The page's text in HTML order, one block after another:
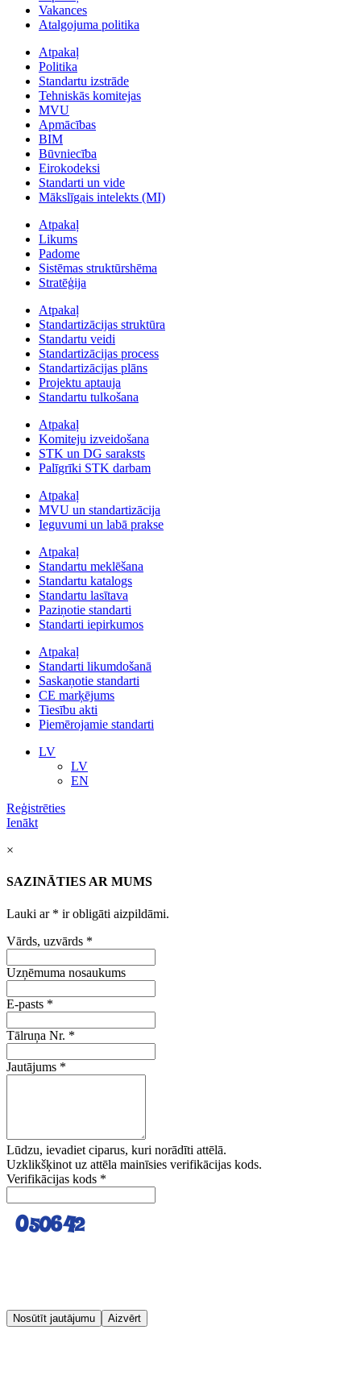
Vakances
Atalgojuma politika
Atpakaļ
Politika
Standartu izstrāde
Tehniskās komitejas
MVU
Apmācības
BIM
Būvniecība
Eirokodeksi
Standarti un vide
Mākslīgais intelekts (MI)
Atpakaļ
Likums
Padome
Sistēmas struktūrshēma
Stratēģija
Atpakaļ
Standartizācijas struktūra
Standartu veidi
Standartizācijas process
Standartizācijas plāns
Projektu aptauja
Standartu tulkošana
Atpakaļ
Komiteju izveidošana
STK un DG saraksts
Palīgrīki STK darbam
Atpakaļ
MVU un standartizācija
Ieguvumi un labā prakse
Atpakaļ
Standartu meklēšana
Standartu katalogs
Standartu lasītava
Paziņotie standarti
Standarti iepirkumos
Atpakaļ
Standarti likumdošanā
Saskaņotie standarti
CE marķējums
Tiesību akti
Piemērojamie standarti
LV
LV
EN
Reģistrēties
Ienākt
×
SAZINĀTIES AR MUMS
Lauki ar * ir obligāti aizpildāmi.
Vārds, uzvārds *
Uzņēmuma nosaukums
E-pasts *
Tālruņa Nr. *
Jautājums *
Lūdzu, ievadiet ciparus, kuri norādīti attēlā.
Uzklikšķinot uz attēla mainīsies verifikācijas kods.
Verifikācijas kods *
Nosūtīt jautājumu Aizvērt